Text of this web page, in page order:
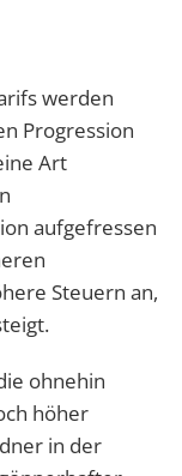
werden
Progression
Art
aufgefressen
Steuern an,
ohnehin
höher
in der